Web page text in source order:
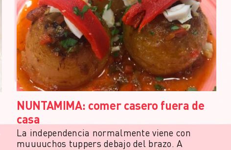
NUNTAMIMA: comer casero fuera de
casa
La independencia normalmente viene con
muuuuchos tuppers debajo del brazo. A